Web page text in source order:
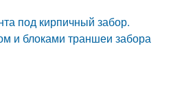
под кирпичный забор.
и блоками траншеи забора